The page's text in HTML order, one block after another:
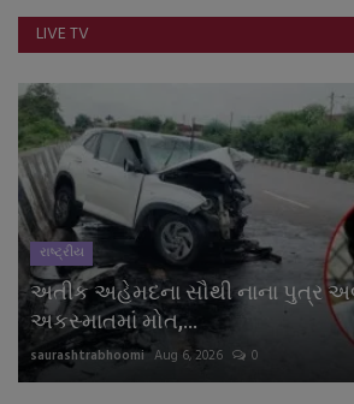
LIVE TV
રાષ્ટ્રીય
અતીક અહેમદના સૌથી નાના પુત્ર
અકસ્માતમાં મોત,...
saurashtrabhoomi Aug 6, 2026 0